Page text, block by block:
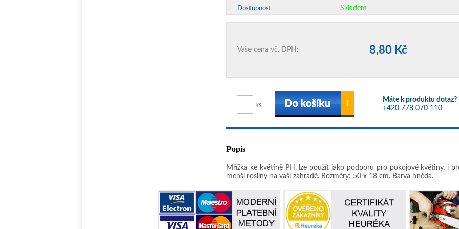
Dostupnost Skladem
Vaše cena vč. DPH: 8,80 Kč
ks
Máte k produktu dotaz?
+420 778 070 110
Popis
Mřížka ke květině PH, lze použít jako podporu pro pokojové květiny, i
menší rosliny na vaší zahradě. Rozměry: 50 x 18 cm. Barva hnědá.